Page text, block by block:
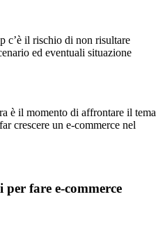
c’è il rischio di non risultare
ed eventuali situazione
è il momento di affrontare il tema
crescere un e-commerce nel
fare e-commerce